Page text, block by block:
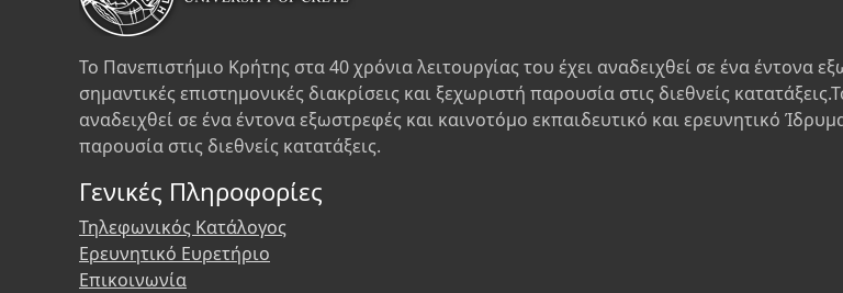
Το Πανεπιστήμιο Κρήτης στα 40 χρόνια λειτουργίας του έχει αναδειχθεί σε ένα έντονα
σημαντικές επιστημονικές διακρίσεις και ξεχωριστή παρουσία στις διεθνείς
αναδειχθεί σε ένα έντονα εξωστρεφές και καινοτόμο εκπαιδευτικό και ερευνητικό
παρουσία στις διεθνείς κατατάξεις.
Γενικές Πληροφορίες
Τηλεφωνικός Κατάλογος
Ερευνητικό Ευρετήριο
Επικοινωνία